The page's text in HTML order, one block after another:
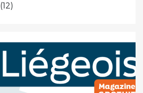
(12)